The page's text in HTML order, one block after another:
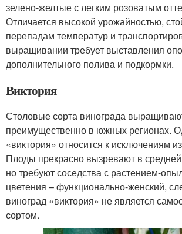
зелено-желтые с легким розоватым
Отличается высокой урожайностью,
перепадам температур и
выращивании требует выставления
дополнительного полива и подкормки.
Виктория
Столовые сорта винограда
преимущественно в южных регионах.
«виктория» относится к исключениям
Плоды прекрасно вызревают в
но требуют соседства с растением-
цветения – функционально-женский,
виноград «виктория» не является
сортом.